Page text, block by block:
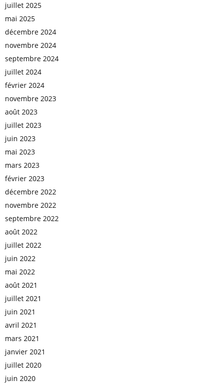
juillet 2025
mai 2025
décembre 2024
novembre 2024
septembre 2024
juillet 2024
février 2024
novembre 2023
août 2023
juillet 2023
juin 2023
mai 2023
mars 2023
février 2023
décembre 2022
novembre 2022
septembre 2022
août 2022
juillet 2022
juin 2022
mai 2022
août 2021
juillet 2021
juin 2021
avril 2021
mars 2021
janvier 2021
juillet 2020
juin 2020